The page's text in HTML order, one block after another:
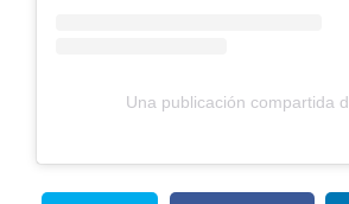
Una publicación compartida